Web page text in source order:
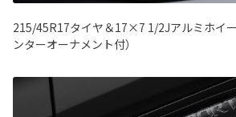
215/45R17タイヤ＆17×7 1/2Jアルミホイ
ンターオーナメント付）